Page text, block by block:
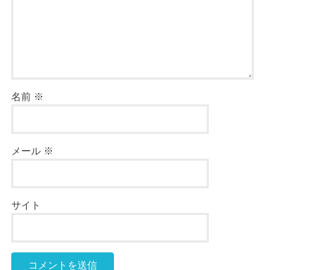
名前 ※
メール ※
サイト